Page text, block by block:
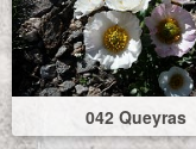
042 Queyras